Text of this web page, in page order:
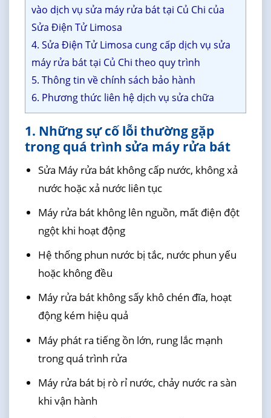
vào dịch vụ sửa máy rửa bát tại Củ Chi của
Sửa Điện Tử Limosa
4. Sửa Điện Tử Limosa cung cấp dịch vụ sửa
máy rửa bát tại Củ Chi theo quy trình
5. Thông tin về chính sách bảo hành
6. Phương thức liên hệ dịch vụ sửa chữa
1. Những sự cố lỗi thường gặp
trong quá trình sửa máy rửa bát
Sửa Máy rửa bát không cấp nước, không xả
nước hoặc xả nước liên tục
Máy rửa bát không lên nguồn, mất điện đột
ngột khi hoạt động
Hệ thống phun nước bị tắc, nước phun yếu
hoặc không đều
Máy rửa bát không sấy khô chén đĩa, hoạt
động kém hiệu quả
Máy phát ra tiếng ồn lớn, rung lắc mạnh
trong quá trình rửa
Máy rửa bát bị rò rỉ nước, chảy nước ra sàn
khi vận hành